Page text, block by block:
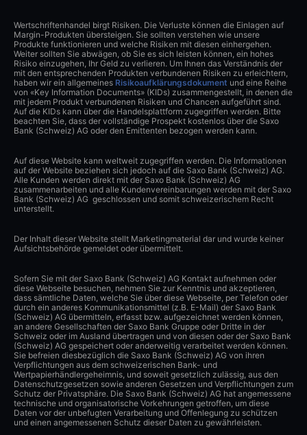
Wertschriftenhandel birgt Risiken. Die Verluste können die Einlagen auf
Margin-Produkten übersteigen. Sie sollten verstehen wie unsere
Produkte funktionieren und welche Risiken mit diesen einhergehen.
Weiter sollten Sie abwägen, ob Sie es sich leisten können, ein hohes
Risiko einzugehen, Ihr Geld zu verlieren. Um Ihnen das Verständnis der
mit den entsprechenden Produkten verbundenen Risiken zu erleichtern,
haben wir ein allgemeines Risikoaufklärungsdokument und eine Reihe
von «Key Information Documents» (KIDs) zusammengestellt, in denen die
mit jedem Produkt verbundenen Risiken und Chancen aufgeführt sind.
Auf die KIDs kann über die Handelsplattform zugegriffen werden. Bitte
beachten Sie, dass der vollständige Prospekt kostenlos über die Saxo
Bank (Schweiz) AG oder den Emittenten bezogen werden kann.
Auf diese Website kann weltweit zugegriffen werden. Die Informationen
auf der Website beziehen sich jedoch auf die Saxo Bank (Schweiz) AG.
Alle Kunden werden direkt mit der Saxo Bank (Schweiz) AG
zusammenarbeiten und alle Kundenvereinbarungen werden mit der Saxo
Bank (Schweiz) AG geschlossen und somit schweizerischem Recht
unterstellt.
Der Inhalt dieser Website stellt Marketingmaterial dar und wurde keiner
Aufsichtsbehörde gemeldet oder übermittelt.
Sofern Sie mit der Saxo Bank (Schweiz) AG Kontakt aufnehmen oder
diese Webseite besuchen, nehmen Sie zur Kenntnis und akzeptieren,
dass sämtliche Daten, welche Sie über diese Webseite, per Telefon oder
durch ein anderes Kommunikationsmittel (z.B. E-Mail) der Saxo Bank
(Schweiz) AG übermitteln, erfasst bzw. aufgezeichnet werden können,
an andere Gesellschaften der Saxo Bank Gruppe oder Dritte in der
Schweiz oder im Ausland übertragen und von diesen oder der Saxo Bank
(Schweiz) AG gespeichert oder anderweitig verarbeitet werden können.
Sie befreien diesbezüglich die Saxo Bank (Schweiz) AG von ihren
Verpflichtungen aus dem schweizerischen Bank- und
Wertpapierhändlergeheimnis, und soweit gesetzlich zulässig, aus den
Datenschutzgesetzen sowie anderen Gesetzen und Verpflichtungen zum
Schutz der Privatsphäre. Die Saxo Bank (Schweiz) AG hat angemessene
technische und organisatorische Vorkehrungen getroffen, um diese
Daten vor der unbefugten Verarbeitung und Offenlegung zu schützen
und einen angemessenen Schutz dieser Daten zu gewährleisten.